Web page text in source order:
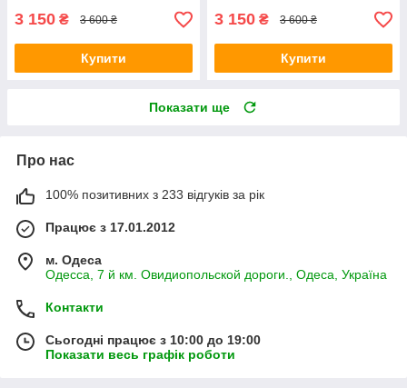
3 150 ₴ 3 600 ₴
Купити
3 150 ₴ 3 600 ₴
Купити
Показати ще
Про нас
100% позитивних з 233 відгуків за рік
Працює з 17.01.2012
м. Одеса
Одесса, 7 й км. Овидиопольской дороги., Одеса, Україна
Контакти
Сьогодні працює з 10:00 до 19:00
Показати весь графік роботи